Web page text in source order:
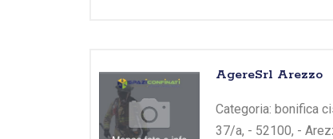
AgereSrl Arezzo
Categoria: bonifica
37/a, - 52100, -